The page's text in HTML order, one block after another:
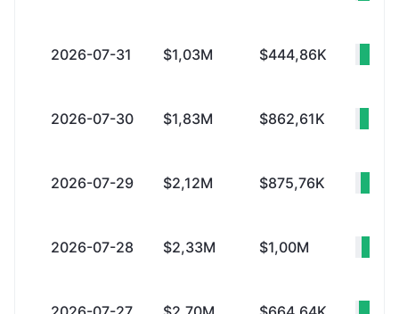
2026-07-31 $1,03M $444,86K
2026-07-30 $1,83M $862,61K
2026-07-29 $2,12M $875,76K
2026-07-28 $2,33M $1,00M